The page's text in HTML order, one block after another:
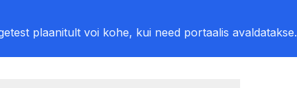
plaanitult voi kohe, kui need portaalis avaldatakse.